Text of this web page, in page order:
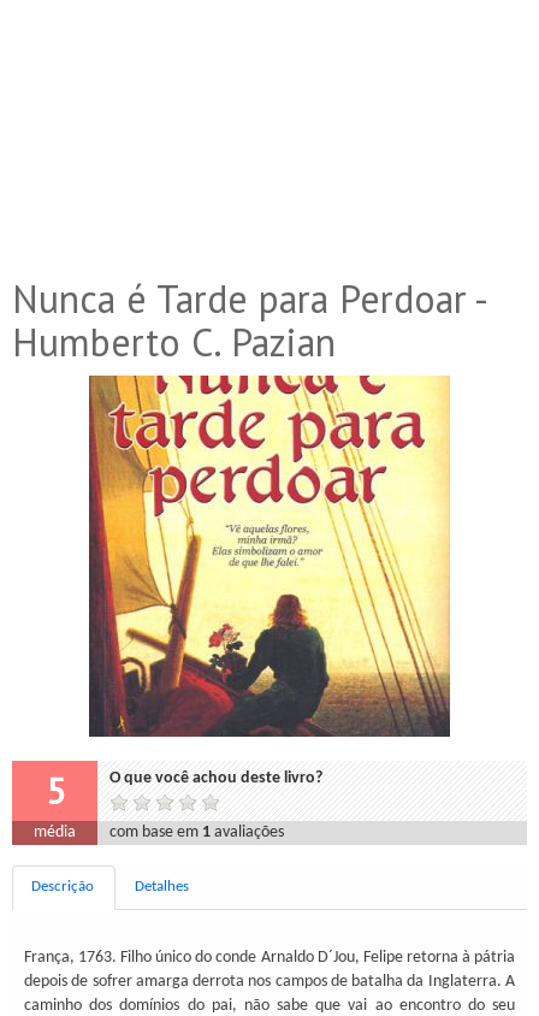
Nunca é Tarde para Perdoar -
Humberto C. Pazian
5 O que você achou deste livro?
média com base em 1 avaliações
Descrição Detalhes
França, 1763. Filho único do conde Arnaldo D´Jou, Felipe retorna à pátria
depois de sofrer amarga derrota nos campos de batalha da Inglaterra. A
caminho dos domínios do pai, não sabe que vai ao encontro do seu